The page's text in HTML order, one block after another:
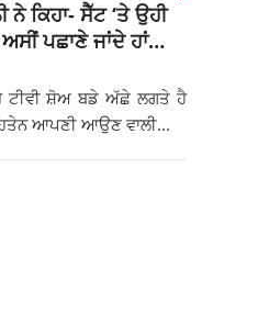
ਨੇ ਕਿਹਾ- ਸੈੱਟ ‘ਤੇ ਉਹੀ
ਪਛਾਣੇ ਜਾਂਦੇ ਹਾਂ…
ਟੀਵੀ ਸ਼ੋਅ ਬਡੇ ਅੱਛੇ ਲਗਤੇ ਹੈ
ਆਪਣੀ ਆਉਣ ਵਾਲੀ...